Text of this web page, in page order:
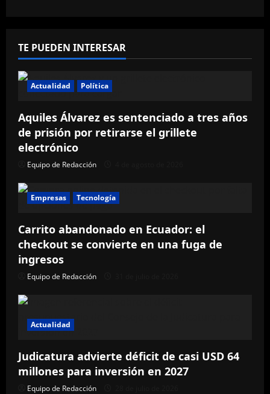
TE PUEDEN INTERESAR
Actualidad Política
Aquiles Álvarez es sentenciado a tres años
de prisión por retirarse el grillete
electrónico
Equipo de Redacción
Empresas Tecnología
Carrito abandonado en Ecuador: el
checkout se convierte en una fuga de
ingresos
Equipo de Redacción
Actualidad
Judicatura advierte déficit de casi USD 64
millones para inversión en 2027
Equipo de Redacción